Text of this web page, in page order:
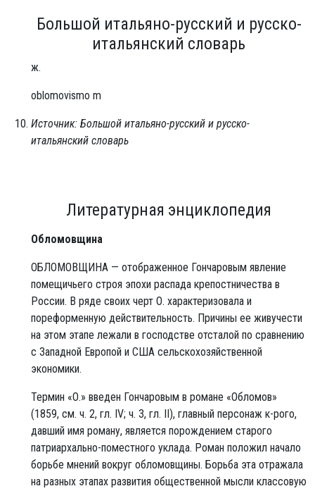
Большой итальяно-русский и русско-
итальянский словарь
ж.
oblomovismo m
Источник: Большой итальяно-русский и русско-
итальянский словарь
Литературная энциклопедия
Обломовщина
ОБЛОМОВЩИНА — отображенное Гончаровым явление
помещичьего строя эпохи распада крепостничества в
России. В ряде своих черт О. характеризовала и
пореформенную действительность. Причины ее живучести
на этом этапе лежали в господстве отсталой по сравнению
с Западной Европой и США сельскохозяйственной
экономики.
Термин «О.» введен Гончаровым в романе «Обломов»
(1859, см. ч. 2, гл. IV; ч. 3, гл. II), главный персонаж к-рого,
давший имя роману, является порождением старого
патриархально-поместного уклада. Роман положил начало
борьбе мнений вокруг обломовщины. Борьба эта отражала
на разных этапах развития общественной мысли классовую